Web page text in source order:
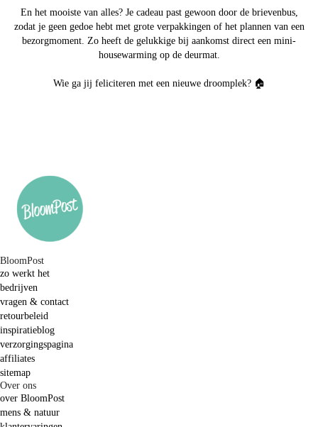
En het mooiste van alles? Je cadeau past gewoon door de brievenbus,
zodat je geen gedoe hebt met grote verpakkingen of het plannen van een
bezorgmoment. Zo heeft de gelukkige bij aankomst direct een mini-
housewarming op de deurmat.
Wie ga jij feliciteren met een nieuwe droomplek? 🏠
BloomPost
zo werkt het
bedrijven
vragen & contact
retourbeleid
inspiratieblog
verzorgingspagina
affiliates
sitemap
Over ons
over BloomPost
mens & natuur